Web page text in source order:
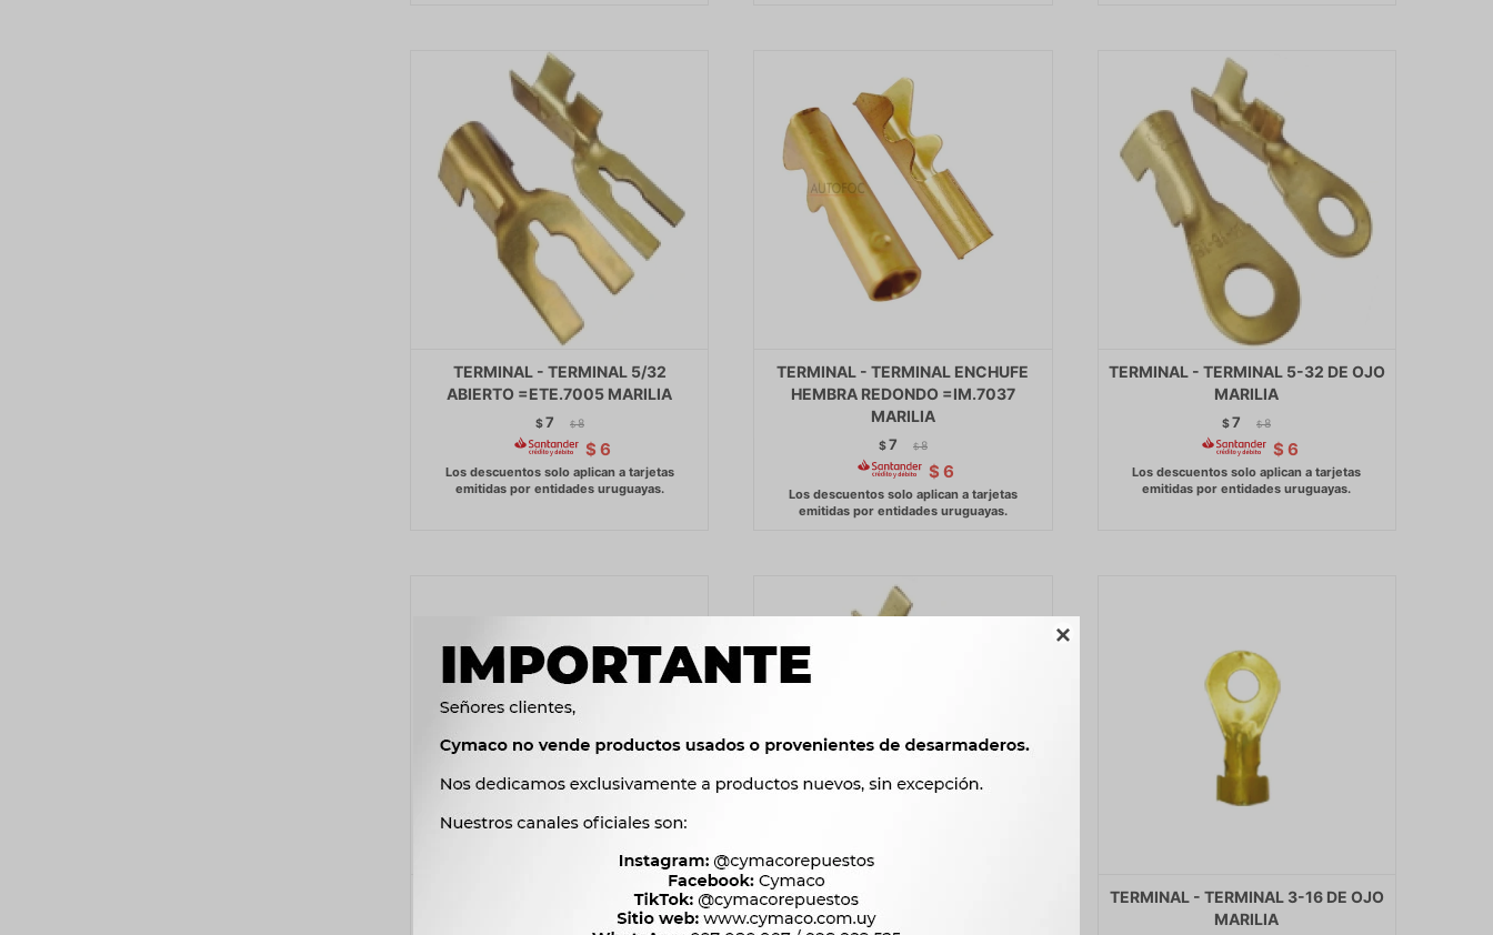

TERMINAL - TERMINAL 5/32
ABIERTO =ETE.7005 MARILIA
$7 $ 8
$ 6
TERMINAL - TERMINAL ENCHUFE
HEMBRA REDONDO =IM.7037
MARILIA
$7 $ 8
$ 6
TERMINAL - TERMINAL 5-32 DE OJO
MARILIA
$7 $ 8
$ 6
TERMINAL - ENCHUFE MACHO
CHATO =ETE.7028 MARILIA
TERMINAL - TERMINAL 3/16 DE OJO
=ETE.7021 MARILIA
TERMINAL - TERMINAL 3-16 DE OJO
MARILIA